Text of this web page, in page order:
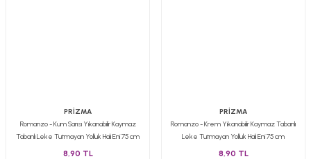
PRİZMA
Romanzo - Kum Sarısı Yıkanabilir Kaymaz
Tabanlı Leke Tutmayan Yolluk Halı Eni 75 cm
8,90 TL
PRİZMA
Romanzo - Krem Yıkanabilir Kaymaz Tabanlı
Leke Tutmayan Yolluk Halı Eni 75 cm
8,90 TL